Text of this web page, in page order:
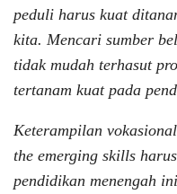
peduli harus kuat
kita. Mencari sumber
tidak mudah terhasut
tertanam kuat pada
Keterampilan
the emerging skills
pendidikan menengah